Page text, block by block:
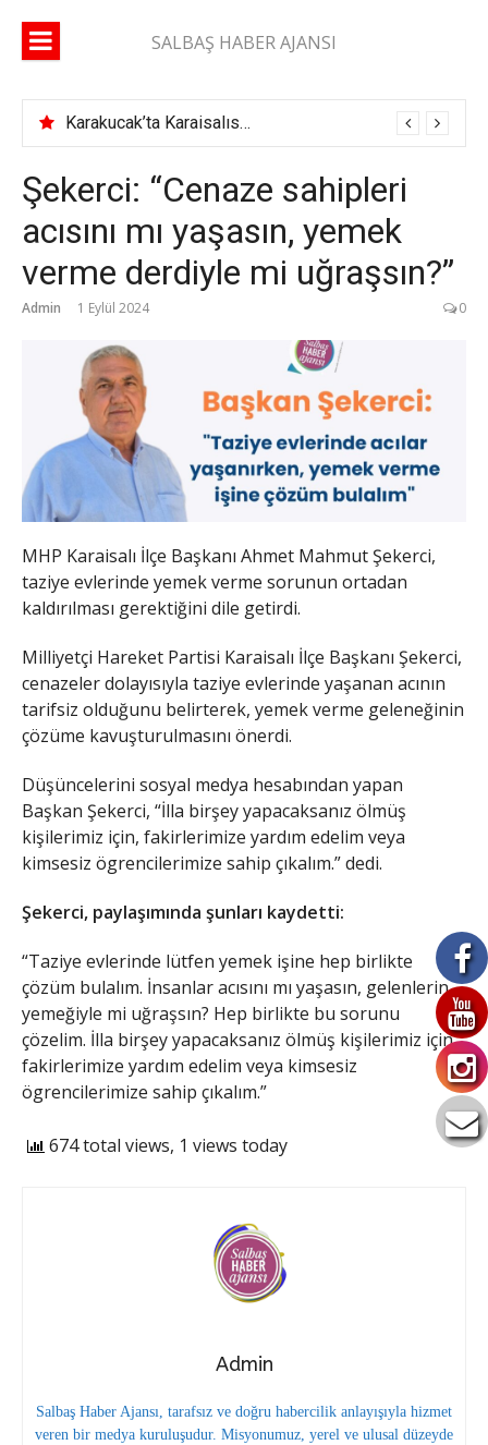
SALBAŞ HABER AJANSI
Karakucak’ta Karaisalıspor fırtınası
Şekerci: “Cenaze sahipleri
acısını mı yaşasın, yemek
verme derdiyle mi uğraşsın?”
Admin 1 Eylül 2024 0
MHP Karaisalı İlçe Başkanı Ahmet Mahmut Şekerci,
taziye evlerinde yemek verme sorunun ortadan
kaldırılması gerektiğini dile getirdi.
Milliyetçi Hareket Partisi Karaisalı İlçe Başkanı Şekerci,
cenazeler dolayısıyla taziye evlerinde yaşanan acının
tarifsiz olduğunu belirterek, yemek verme geleneğinin
çözüme kavuşturulmasını önerdi.
Düşüncelerini sosyal medya hesabından yapan
Başkan Şekerci, “İlla birşey yapacaksanız ölmüş
kişilerimiz için, fakirlerimize yardım edelim veya
kimsesiz ögrencilerimize sahip çıkalım.” dedi.
Şekerci, paylaşımında şunları kaydetti:
“Taziye evlerinde lütfen yemek işine hep birlikte
çözüm bulalım. İnsanlar acısını mı yaşasın, gelenlerin
yemeğiyle mi uğraşsın? Hep birlikte bu sorunu
çözelim. İlla birşey yapacaksanız ölmüş kişilerimiz için,
fakirlerimize yardım edelim veya kimsesiz
ögrencilerimize sahip çıkalım.”
674 total views, 1 views today
Admin
Salbaş Haber Ajansı, tarafsız ve doğru habercilik anlayışıyla hizmet
veren bir medya kuruluşudur. Misyonumuz, yerel ve ulusal düzeyde